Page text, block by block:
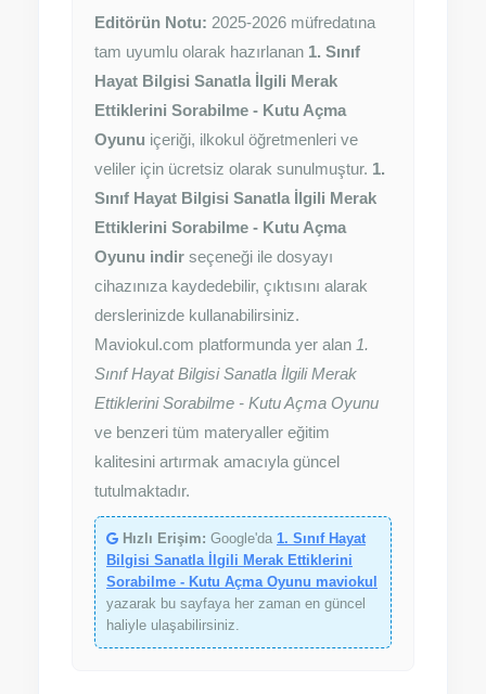
Editörün Notu: 2025-2026 müfredatına
tam uyumlu olarak hazırlanan 1. Sınıf
Hayat Bilgisi Sanatla İlgili Merak
Ettiklerini Sorabilme - Kutu Açma
Oyunu içeriği, ilkokul öğretmenleri ve
veliler için ücretsiz olarak sunulmuştur. 1.
Sınıf Hayat Bilgisi Sanatla İlgili Merak
Ettiklerini Sorabilme - Kutu Açma
Oyunu indir seçeneği ile dosyayı
cihazınıza kaydedebilir, çıktısını alarak
derslerinizde kullanabilirsiniz.
Maviokul.com platformunda yer alan 1.
Sınıf Hayat Bilgisi Sanatla İlgili Merak
Ettiklerini Sorabilme - Kutu Açma Oyunu
ve benzeri tüm materyaller eğitim
kalitesini artırmak amacıyla güncel
tutulmaktadır.
Hızlı Erişim: Google'da 1. Sınıf Hayat
Bilgisi Sanatla İlgili Merak Ettiklerini
Sorabilme - Kutu Açma Oyunu maviokul
yazarak bu sayfaya her zaman en güncel
haliyle ulaşabilirsiniz.